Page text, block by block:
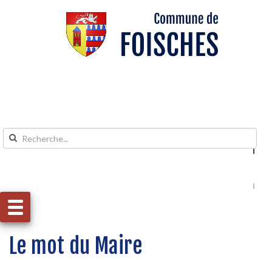
Aller au menu
Le mot du Maire